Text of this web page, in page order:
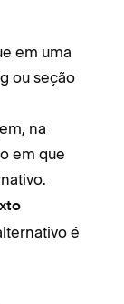
em uma
ou seção
na
em que
é